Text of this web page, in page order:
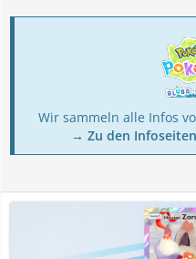
Wir sammeln alle Infos
→ Zu den